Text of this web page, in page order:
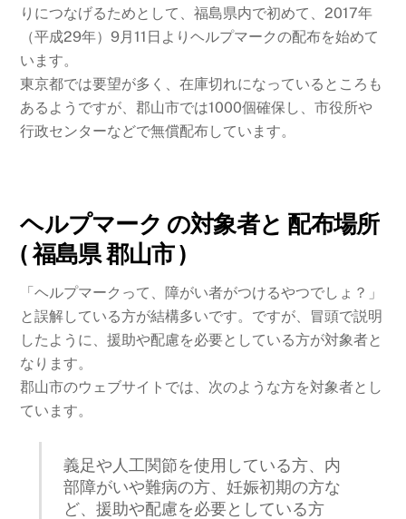
りにつなげるためとして、福島県内で初めて、2017年
（平成29年）9月11日よりヘルプマークの配布を始めて
います。
東京都では要望が多く、在庫切れになっているところも
あるようですが、郡山市では1000個確保し、市役所や
行政センターなどで無償配布しています。
ヘルプマーク の対象者と 配布場所
( 福島県 郡山市 )
「ヘルプマークって、障がい者がつけるやつでしょ？」
と誤解している方が結構多いです。ですが、冒頭で説明
したように、援助や配慮を必要としている方が対象者と
なります。
郡山市のウェブサイトでは、次のような方を対象者とし
ています。
義足や人工関節を使用している方、内
部障がいや難病の方、妊娠初期の方な
ど、援助や配慮を必要としている方